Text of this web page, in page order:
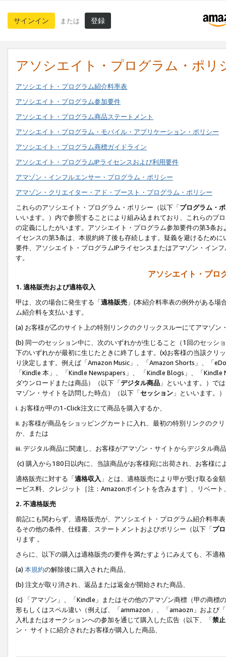
サインイン または 登録
アソシエイト・プログラム・ポリ
アソシエイト・プログラム紹介料率表
アソシエイト・プログラム参加要件
アソシエイト・プログラム商品ステートメント
アソシエイト・プログラム・モバイル・アプリケーション・ポリシー
アソシエイト・プログラム商標ガイドライン
アソシエイト・プログラムIPライセンスおよび利用要件
アマゾン・インフルエンサー・プログラム・ポリシー
アマゾン・クリエイター・アド・ブースト・プログラム・ポリシー
これらのアソシエイト・プログラム・ポリシー（以下「プログラム・
いいます。）内で参照することにより組み込まれており、これらのプ
の定義にしたがいます。アソシエイト・プログラム参加要件の第3条
イセンスの第3条は、本規約終了後も存続します。疑義を避けるため
要件、アソシエイト・プログラムIPライセンスまたはアマゾン・イン
す。
アソシエイト・プロ
1. 適格販売および適格収入
甲は、次の場合に発生する「適格販売 」(本紹介料率表の例外がある
ム紹介料を支払います。
(a) お客様が乙のサイト上の特別リンクのクリックスルーにてアマゾン
(b) 同一のセッション中に、次のいずれかが生じること（1回のセッシ
下のいずれかが最初に生じたときに終了します。(x)お客様の当該ク
り決定します。例えば「Amazon Music」、「Amazon Shorts」、「
「Kindle 本」、「Kindle Newspapers」、 「Kindle Blogs」、「
ダウンロードまたは商品）（以下「デジタル商品 」といいます。）で
マゾン・サイトを訪問した時点）（以下「セッション 」といいます。
i. お客様が甲の1-Click注文にて商品を購入するか、
ii. お客様が商品をショッピングカートに入れ、最初の特別リンクのク
か、または
iii. デジタル商品に関連し、お客様がアマゾン・サイトからデジタル
(c) 購入から180日以内に、当該商品がお客様宛に出荷され、お客様
適格販売に対する「適格収入 」とは、適格販売により甲が受け取る金
ービス料、クレジット［注：Amazonポイントを含みます］、リベー
2. 不適格販売
前記にも関わらず、適格販売が、アソシエイト・プログラム紹介料率
るその他の条件、仕様書、ステートメントおよびポリシー（以下「プ
ります 。
さらに、以下の購入は適格販売の要件を満たすようにみえても、不適
(a) 本規約の解除後に購入された商品、
(b) 注文が取り消され、返品または返金が開始された商品、
(c) 「アマゾン」、「Kindle」またはその他のアマゾン商標（甲の商
形もしくはスペル違い（例えば、「ammazon」、「amaozn」および
入札またはオークションへの参加を通じて購入した広告（以下、「禁
ン・ サイトに紹介されたお客様が購入した商品、